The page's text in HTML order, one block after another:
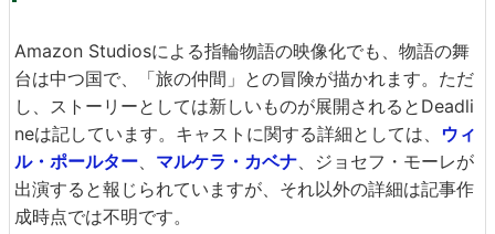
Amazon Studiosによる指輪物語の映像化でも、物語の舞
台は中つ国で、「旅の仲間」との冒険が描かれます。ただ
し、ストーリーとしては新しいものが展開されるとDeadli
neは記しています。キャストに関する詳細としては、 ウィ
ル・ポールター
マルケラ・カベナ 、ジョセフ・モーレが
出演すると報じられていますが、それ以外の詳細は記事作
成時点では不明です。